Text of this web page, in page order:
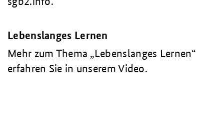
Lebenslanges Lernen
Mehr zum Thema „Lebenslanges Lernen“
erfahren Sie in unserem Video.